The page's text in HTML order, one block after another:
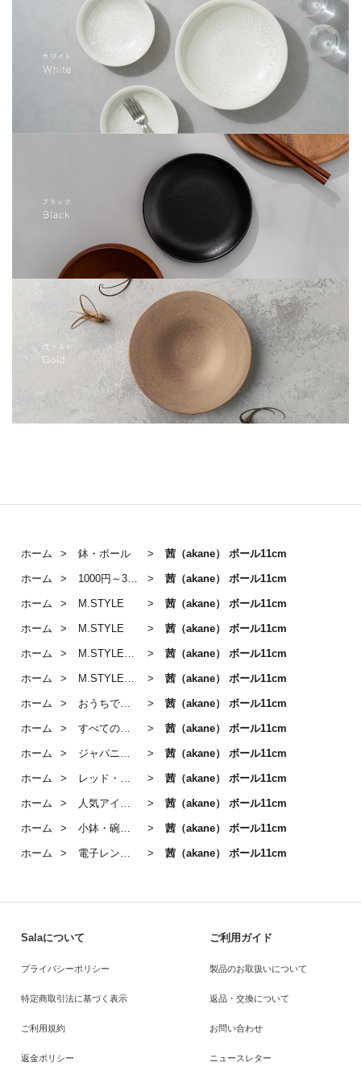
ホーム 鉢・ボール 茜（akane） ボール11cm
ホーム 1000円～3000円のうつわ 茜（akane） ボール11cm
ホーム M.STYLE 茜（akane） ボール11cm
ホーム M.STYLE 茜（akane） ボール11cm
ホーム M.STYLE「茜」 茜（akane） ボール11cm
ホーム M.STYLE／ボール 茜（akane） ボール11cm
ホーム おうちで和カフェ 茜（akane） ボール11cm
ホーム すべての商品 茜（akane） ボール11cm
ホーム ジャパニーズモダン 茜（akane） ボール11cm
ホーム レッド・ピンクのうつわ 茜（akane） ボール11cm
ホーム 人気アイテム 茜（akane） ボール11cm
ホーム 小鉢・碗｜Small Bowl 茜（akane） ボール11cm
ホーム 電子レンジ・食洗器OKのうつわ 茜（akane） ボール11cm
Salaについて
プライバシーポリシー
特定商取引法に基づく表示
ご利用規約
返金ポリシー
ご利用ガイド
製品のお取扱いについて
返品・交換について
お問い合わせ
ニュースレター